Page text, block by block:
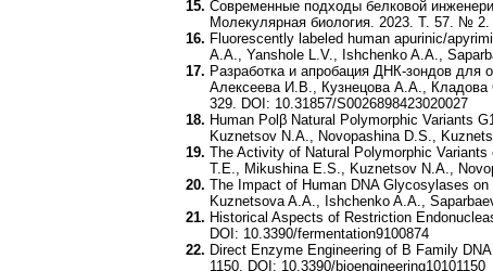
Современные подходы белковой
Молекулярная биология. 2023. Т. 57. №
Fluorescently labeled human apurinic/
A.A., Yanshole L.V., Ishchenko A.A.,
Разработка и апробация ДНК-зондов для
Алексеева И.В., Кузнецова А.А.,
329. DOI: 10.31857/S0026898423020027
Human Polβ Natural Polymorphic Variants
Kuznetsov N.A., Novopashina D.S.,
The Activity of Natural Polymorphic
T.E., Mikushina E.S., Kuznetsov N.A.,
The Impact of Human DNA Glycosylases
Kuznetsova A.A., Ishchenko A.A.,
Historical Aspects of Restriction
DOI: 10.3390/fermentation9100874
Direct Enzyme Engineering of B Family
1150. DOI: 10.3390/bioengineering10101150